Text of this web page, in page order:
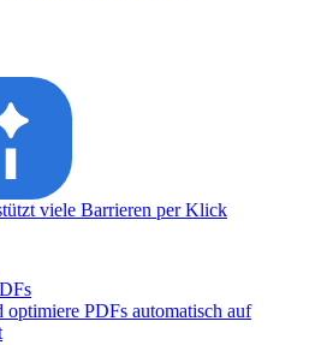
viele Barrieren per Klick
optimiere PDFs automatisch auf